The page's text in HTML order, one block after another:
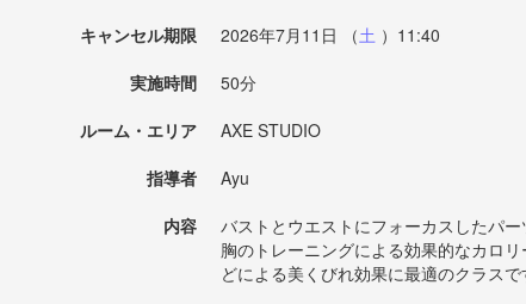
キャンセル期限
2026年7月11日 （土 ）11:40
実施時間
50分
ルーム・エリア
AXE STUDIO
指導者
Ayu
内容
バストとウエストにフォーカスしたパー
胸のトレーニングによる効果的なカロ
どによる美くびれ効果に最適のクラスで